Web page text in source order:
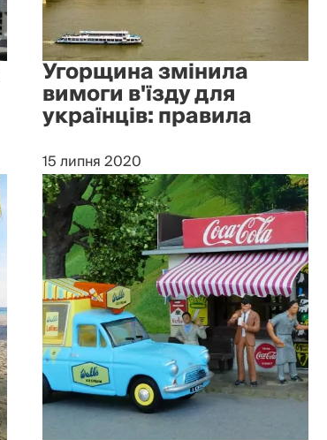
Угорщина змінила
вимоги в'їзду для
українців: правила
15 липня 2020